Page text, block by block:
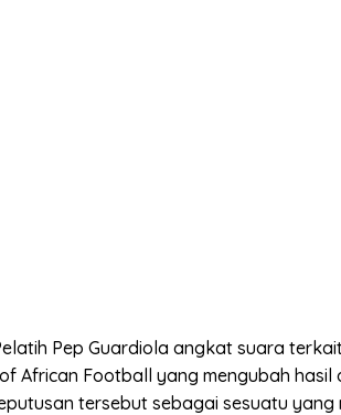
Pep Guardiola angkat suara
African Football yang mengubah hasil
tersebut sebagai sesuatu